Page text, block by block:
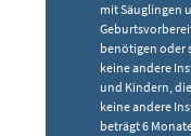
mit Säuglingen
benötigen oder
keine andere
und Kindern,
keine andere
beträgt 6